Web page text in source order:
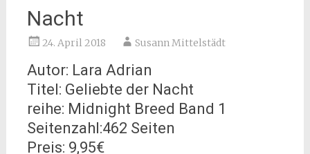
Nacht
24. April 2018 Susann Mittelstädt
Autor: Lara Adrian
Titel: Geliebte der Nacht
reihe: Midnight Breed Band 1
Seitenzahl:462 Seiten
Preis: 9,95€